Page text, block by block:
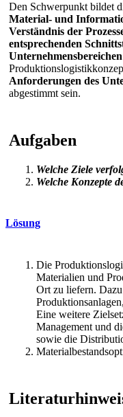
Den Schwerpunkt bildet
Material- und
Verständnis der
entsprechenden
Unternehmensbereichen
Anforderungen des
abgestimmt sein.
Aufgaben
Welche Ziele
Welche Konzepte
Lösung
Die
Materialien und
Ort zu liefern.
Eine weitere
Management und
sowie die